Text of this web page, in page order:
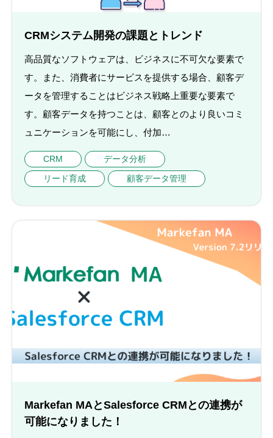
CRMシステム開発の課題とトレンド
高品質なソフトウェアは、ビジネスに不可欠な要素で
す。また、消費者にサービスを提供する場合、顧客デ
ータを管理することはビジネス戦略上重要な要素で
す。顧客データを持つことは、顧客とのより良いコミ
ュニケーションを可能にし、付加…
CRM
データ分析
リード育成
顧客データ管理
Markefan MAとSalesforce CRMとの連携が
可能になりました！